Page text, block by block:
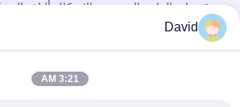
ورقة مادة الراتنج المنسوجة الاحتكاك ألياف
النحاسية
ونش ونش جرار مادة الاحتكاك مادة ورقة
تخصيص شكل المواد الاحتكاك الصناعي عالية قوة
David
3:21 AM